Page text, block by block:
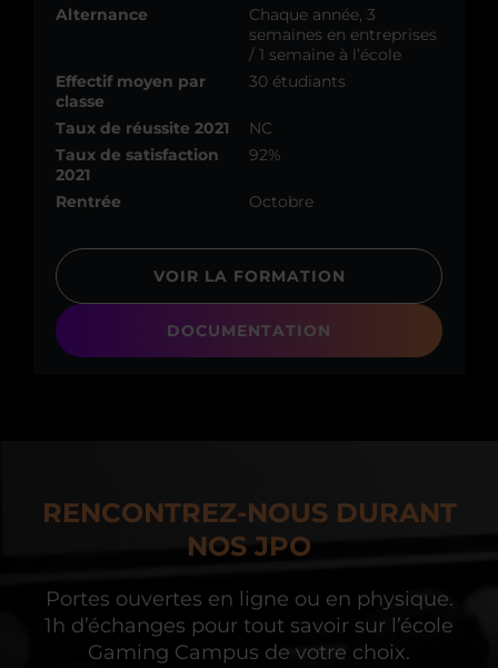
Alternance
Chaque année, 3
semaines en entreprises
/ 1 semaine à l’école
Effectif moyen par
classe
30 étudiants
Taux de réussite 2021
NC
Taux de satisfaction
2021
92%
Rentrée Octobre
VOIR LA FORMATION
DOCUMENTATION
RENCONTREZ-NOUS DURANT
NOS JPO
Portes ouvertes en ligne ou en physique.
1h d’échanges pour tout savoir sur l’école
Gaming Campus de votre choix.